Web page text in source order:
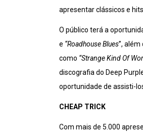
apresentar clássicos e
O público terá a
e “Roadhouse Blues”,
como “Strange Kind Of
discografia do Deep
oportunidade de assisti-
CHEAP TRICK
Com mais de 5.000